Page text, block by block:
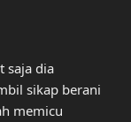
saja dia
sikap berani
memicu